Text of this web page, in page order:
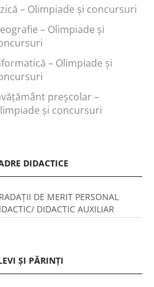
– Olimpiade și concursuri
– Olimpiade și
– Olimpiade și
preşcolar –
și concursuri
DIDACTICE
DE MERIT PERSONAL
DIDACTIC AUXILIAR
ȘI PĂRINȚI